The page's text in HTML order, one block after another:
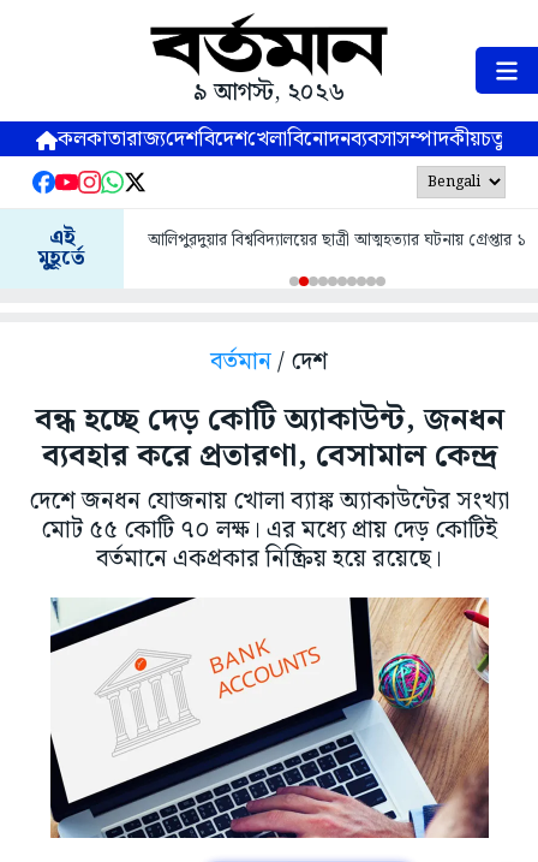
৯ আগস্ট, ২০২৬
কলকাতারাজ্যদেশবিদেশখেলাবিনোদনব্যবসাসম্পাদকীয়
এই
মুহূর্তে
আলিপুরদুয়ার বিশ্ববিদ্যালয়ের ছাত্রী আত্মহত্যার ঘটনায় গ্রেপ্তার ১
বর্তমান/ দেশ
বন্ধ হচ্ছে দেড় কোটি অ্যাকাউন্ট, জনধন
ব্যবহার করে প্রতারণা, বেসামাল কেন্দ্র
দেশে জনধন যোজনায় খোলা ব্যাঙ্ক অ্যাকাউন্টের সংখ্যা
মোট ৫৫ কোটি ৭০ লক্ষ। এর মধ্যে প্রায় দেড় কোটিই
বর্তমানে একপ্রকার নিষ্ক্রিয় হয়ে রয়েছে।